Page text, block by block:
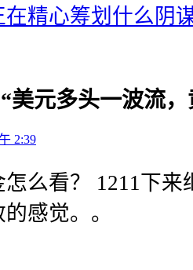
在精心筹划什么阴
“美元多头一波流
2:39
么看？ 1211下来
感觉。。